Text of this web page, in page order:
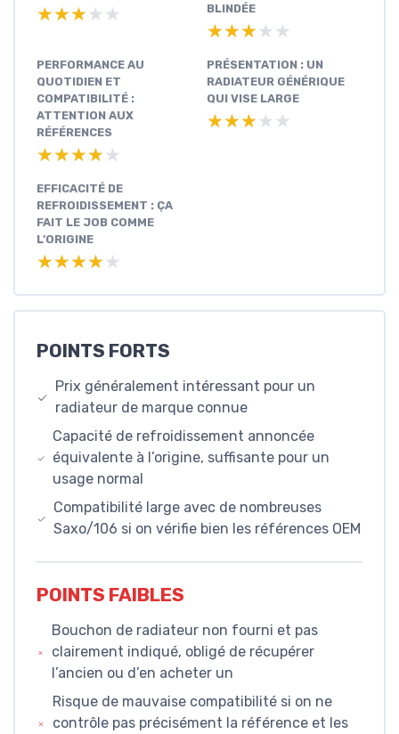
★★★★★
★★★★★
BLINDÉE
★★★★★
★★★★★
PERFORMANCE AU
QUOTIDIEN ET
COMPATIBILITÉ :
ATTENTION AUX
RÉFÉRENCES
★★★★★
★★★★★
PRÉSENTATION : UN
RADIATEUR GÉNÉRIQUE
QUI VISE LARGE
★★★★★
★★★★★
EFFICACITÉ DE
REFROIDISSEMENT : ÇA
FAIT LE JOB COMME
L’ORIGINE
★★★★★
★★★★★
POINTS FORTS
Prix généralement intéressant pour un
radiateur de marque connue
Capacité de refroidissement annoncée
équivalente à l’origine, suffisante pour un
usage normal
Compatibilité large avec de nombreuses
Saxo/106 si on vérifie bien les références OEM
POINTS FAIBLES
Bouchon de radiateur non fourni et pas
clairement indiqué, obligé de récupérer
l’ancien ou d’en acheter un
Risque de mauvaise compatibilité si on ne
contrôle pas précisément la référence et les